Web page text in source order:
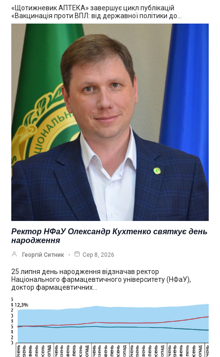
«Щотижневик АПТЕКА» завершує цикл публікацій
«Вакцинація проти ВПЛ: від державної політики до…
Ректор НФаУ Олександр Кухтенко святкує день
народження
Георгій Ситник Сер 8, 2026
25 липня день народження відзначав ректор
Національного фармацевтичного університету (НФаУ),
доктор фармацевтичних…